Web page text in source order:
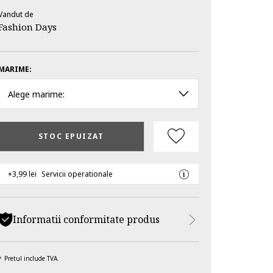
de
Days
Alege marime:
STOC EPUIZAT
+3,99 lei Servicii operationale
Informatii conformitate produs
Pretul include TVA.